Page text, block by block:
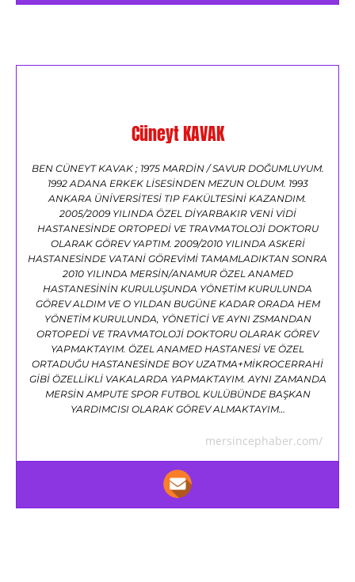
Cüneyt KAVAK
BEN CÜNEYT KAVAK ; 1975 MARDİN / SAVUR DOĞUMLUYUM.
1992 ADANA ERKEK LİSESİNDEN MEZUN OLDUM. 1993
ANKARA ÜNİVERSİTESİ TIP FAKÜLTESİNİ KAZANDIM.
2005/2009 YILINDA ÖZEL DİYARBAKIR VENİ VİDİ
HASTANESİNDE ORTOPEDİ VE TRAVMATOLOJİ DOKTORU
OLARAK GÖREV YAPTIM. 2009/2010 YILINDA ASKERİ
HASTANESİNDE VATANİ GÖREVİMİ TAMAMLADIKTAN SONRA
2010 YILINDA MERSİN/ANAMUR ÖZEL ANAMED
HASTANESİNİN KURULUŞUNDA YÖNETİM KURULUNDA
GÖREV ALDIM VE O YILDAN BUGÜNE KADAR ORADA HEM
YÖNETİM KURULUNDA, YÖNETİCİ VE AYNI ZSMANDAN
ORTOPEDİ VE TRAVMATOLOJİ DOKTORU OLARAK GÖREV
YAPMAKTAYIM. ÖZEL ANAMED HASTANESİ VE ÖZEL
ORTADUĞU HASTANESİNDE BOY UZATMA+MİKROCERRAHİ
GİBİ ÖZELLİKLİ VAKALARDA YAPMAKTAYIM. AYNI ZAMANDA
MERSİN AMPUTE SPOR FUTBOL KULÜBÜNDE BAŞKAN
YARDIMCISI OLARAK GÖREV ALMAKTAYIM…
mersincephaber.com/